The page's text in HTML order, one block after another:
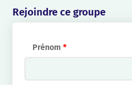
Rejoindre ce groupe
Prénom *